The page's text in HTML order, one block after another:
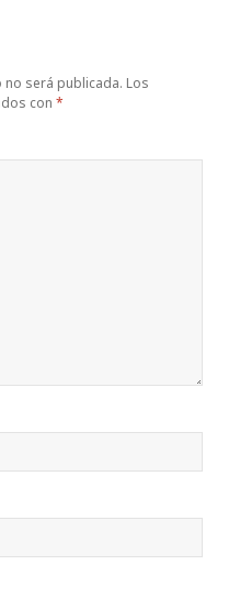
irserá publicada. Los
con*